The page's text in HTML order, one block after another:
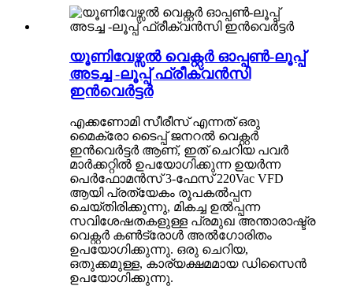
യൂണിവേഴ്സൽ വെക്റ്റർ ഓപ്പൺ-ലൂപ്പ്
അടച്ച -ലൂപ്പ് ഫ്രീക്വൻസി
ഇൻവെർട്ടർ
എക്കണോമി സീരീസ് എന്നത് ഒരു
മൈക്രോ ടൈപ്പ് ജനറൽ വെക്റ്റർ
ഇൻവെർട്ടർ ആണ്, ഇത് ചെറിയ പവർ
മാർക്കറ്റിൽ ഉപയോഗിക്കുന്ന ഉയർന്ന
പെർഫോമൻസ് 3-ഫേസ് 220Vac VFD
ആയി പ്രത്യേകം രൂപകൽപ്പന
ചെയ്‌തിരിക്കുന്നു, മികച്ച ഉൽപ്പന്ന
സവിശേഷതകളുള്ള പ്രമുഖ അന്താരാഷ്ട്ര
വെക്റ്റർ കൺട്രോൾ അൽഗോരിതം
ഉപയോഗിക്കുന്നു. ഒരു ചെറിയ,
ഒതുക്കമുള്ള, കാര്യക്ഷമമായ ഡിസൈൻ
ഉപയോഗിക്കുന്നു.